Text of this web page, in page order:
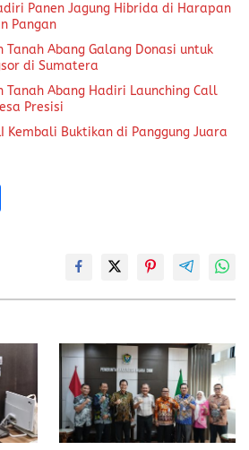
Panen Jagung Hibrida di Harapan
Pangan
Abang Galang Donasi untuk
di Sumatera
Tanah Abang Hadiri Launching Call
Presisi
Kembali Buktikan di Panggung Juara